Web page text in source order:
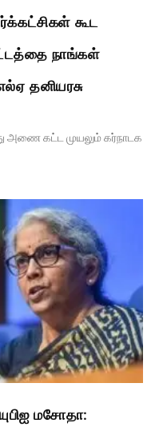
கூட
நாங்கள்
தனியரசு
அணை கட்ட முயலும் கர்நாடக
மசோதா: